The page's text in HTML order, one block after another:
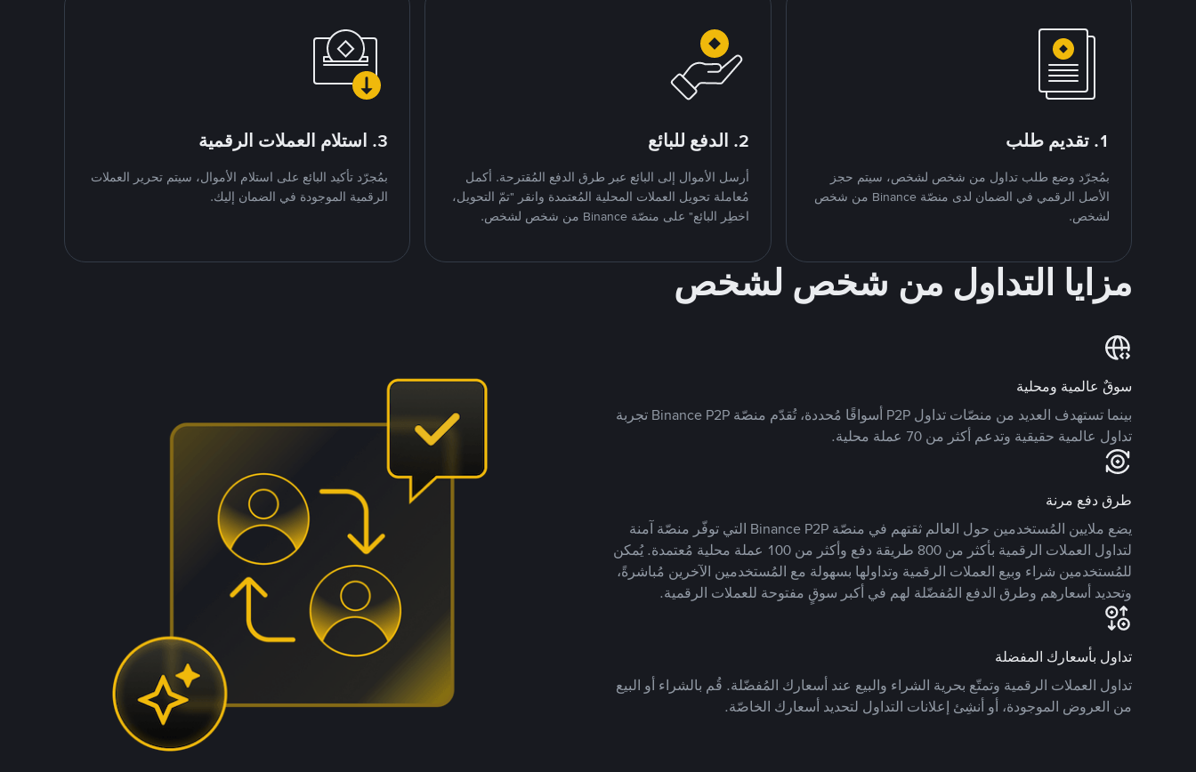
1. تقديم طلب
بمُجرّد وضع طلب تداول من شخص لشخص، سيتم حجز
الأصل الرقمي في الضمان لدى منصّة Binance من شخص
لشخص.
2. الدفع للبائع
أرسل الأموال إلى البائع عبر طرق الدفع المُقترحة. أكمل
مُعاملة تحويل العملات المحلية المُعتمدة وانقر "تمّ التحويل،
اخطِر البائع" على منصّة Binance من شخص لشخص.
3. استلام العملات الرقمية
بمُجرّد تأكيد البائع على استلام الأموال، سيتم تحرير العملات
الرقمية الموجودة في الضمان إليك.
مزايا التداول من شخص لشخص
سوقٌ عالمية ومحلية
بينما تستهدف العديد من منصّات تداول P2P أسواقًا مُحددة، تُقدّم منصّة Binance P2P تجربة
تداول عالمية حقيقية وتدعم أكثر من 70 عملة محلية.
طرق دفع مرنة
يضع ملايين المُستخدمين حول العالم ثقتهم في منصّة Binance P2P التي توفّر منصّة آمنة
لتداول العملات الرقمية بأكثر من 800 طريقة دفع وأكثر من 100 عملة محلية مُعتمدة. يُمكن
للمُستخدمين شراء وبيع العملات الرقمية وتداولها بسهولة مع المُستخدمين الآخرين مُباشرةً،
وتحديد أسعارهم وطرق الدفع المُفضّلة لهم في أكبر سوقٍ مفتوحة للعملات الرقمية.
تداول بأسعارك المفضلة
تداول العملات الرقمية وتمتّع بحرية الشراء والبيع عند أسعارك المُفضّلة. قُم بالشراء أو البيع
من العروض الموجودة، أو أنشِئ إعلانات التداول لتحديد أسعارك الخاصّة.